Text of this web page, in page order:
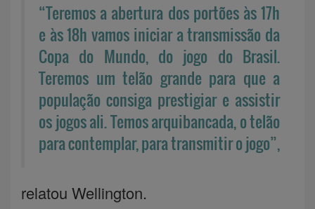
“Teremos a abertura dos portões às 17h
e às 18h vamos iniciar a transmissão da
Copa do Mundo, do jogo do Brasil.
Teremos um telão grande para que a
população consiga prestigiar e assistir
os jogos ali. Temos arquibancada, o telão
para contemplar, para transmitir o jogo”,
relatou Wellington.